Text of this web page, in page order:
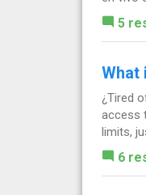
5
What
¿Tired
access
limits,
6